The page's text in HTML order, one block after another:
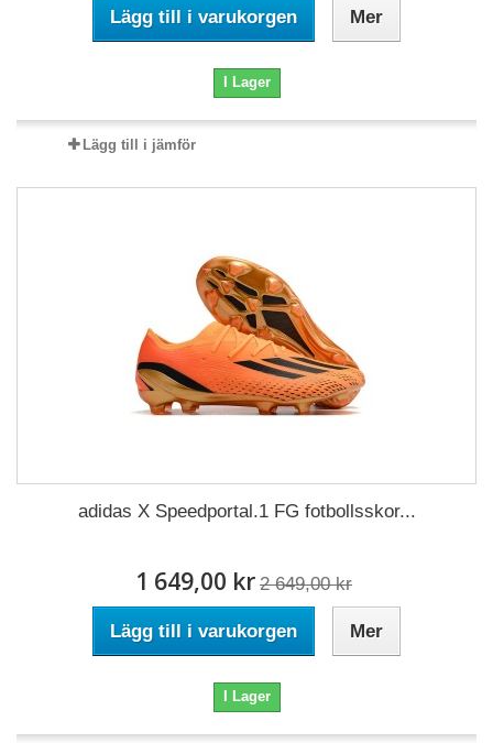
Lägg till i varukorgen Mer
I Lager
Lägg till i jämför
adidas X Speedportal.1 FG fotbollsskor...
1 649,00 kr 2 649,00 kr
Lägg till i varukorgen Mer
I Lager